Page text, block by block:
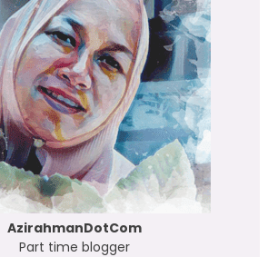
AzirahmanDotCom
Part time blogger